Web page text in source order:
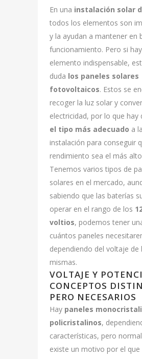
En una instalación solar
todos los elementos son
y la ayudan a mantener en
funcionamiento. Pero si
elemento indispensable,
duda los paneles solares
fotovoltaicos. Estos se
recoger la luz solar y
electricidad, por lo que hay
el tipo más adecuado a la
instalación para conseguir
rendimiento sea el más
Tenemos varios tipos de
solares en el mercado,
sabiendo que las baterías
operar en el rango de los
voltios, podemos tener
cuántos paneles
dependiendo del voltaje de
mismas.
VOLTAJE Y
CONCEPTOS
PERO NECESARIOS
Hay paneles
policristalinos,
características, pero
existe un motivo por el que